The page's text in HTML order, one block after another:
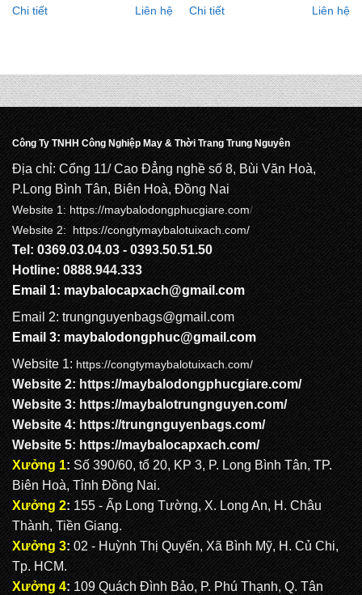
Chi tiết
Liên hệ
Chi tiết
Liên hệ
Công Ty TNHH Công Nghiệp May & Thời Trang Trung Nguyên
Địa chỉ: Cổng 11/ Cao Đẳng nghề số 8, Bùi Văn Hoà,
P.Long Bình Tân, Biên Hoà, Đồng Nai
Website 1: https://maybalodongphucgiare.com/
Website 2: https://congtymaybalotuixach.com/
Tel: 0369.03.04.03 - 0393.50.51.50
Hotline: 0888.944.333
Email 1: maybalocapxach@gmail.com
Email 2: trungnguyenbags@gmail.com
Email 3: maybalodongphuc@gmail.com
Website 1: https://congtymaybalotuixach.com/
Website 2: https://maybalodongphucgiare.com/
Website 3: https://maybalotrungnguyen.com/
Website 4: https://trungnguyenbags.com/
Website 5: https://maybalocapxach.com/
Xưởng 1: Số 390/60, tổ 20, KP 3, P. Long Bình Tân, TP.
Biên Hoà, Tỉnh Đồng Nai.
Xưởng 2: 155 - Ấp Long Tường, X. Long An, H. Châu
Thành, Tiền Giang.
Xưởng 3: 02 - Huỳnh Thị Quyến, Xã Bình Mỹ, H. Củ Chi,
Tp. HCM.
Xưởng 4: 109 Quách Đình Bảo, P. Phú Thạnh, Q. Tân